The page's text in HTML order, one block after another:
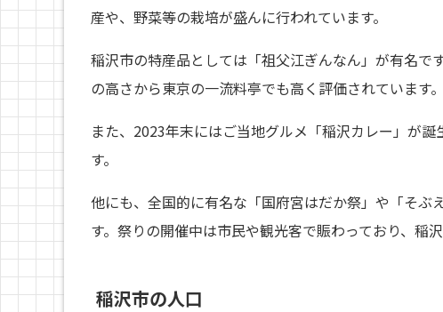
産や、野菜等の栽培が盛んに行われています。
稲沢市の特産品としては「祖父江ぎんなん」が有名で
の高さから東京の一流料亭でも高く評価されています。
また、2023年末にはご当地グルメ「稲沢カレー」が
す。
他にも、全国的に有名な「国府宮はだか祭」や「そ
す。祭りの開催中は市民や観光客で賑わっており、稲
稲沢市の人口